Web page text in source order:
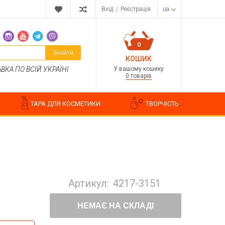
Вхід / Реєстрація ua
Знайти
ПО ВСІЙ УКРАЇНІ
0
КОШИК
У вашому кошику
0 товарів
Косметичні ароматизатори
Ароматизатори харчові
ТАРА ДЛЯ КОСМЕТИКИ ТВОРЧІСТЬ
Артикул: 4217-3151
НЕМАЄ НА СКЛАДІ